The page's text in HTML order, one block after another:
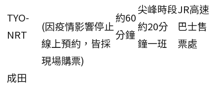
TYO-
NRT
(因疫情影響停止
線上預約，皆採
現場購票)
約60
分鐘
尖峰時段
約20分
鐘一班
JR高速
巴士售
票處
成田